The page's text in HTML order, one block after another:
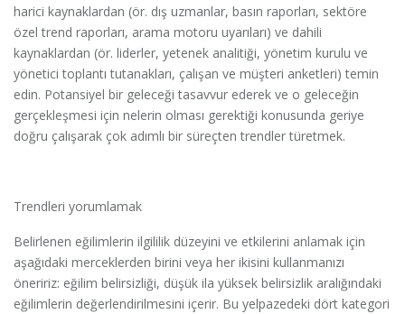
harici kaynaklardan (ör. dış uzmanlar, basın raporları, sektöre
özel trend raporları, arama motoru uyarıları) ve dahili
kaynaklardan (ör. liderler, yetenek analitiği, yönetim kurulu ve
yönetici toplantı tutanakları, çalışan ve müşteri anketleri) temin
edin. Potansiyel bir geleceği tasavvur ederek ve o geleceğin
gerçekleşmesi için nelerin olması gerektiği konusunda geriye
doğru çalışarak çok adımlı bir süreçten trendler türetmek.
Trendleri yorumlamak
Belirlenen eğilimlerin ilgililik düzeyini ve etkilerini anlamak için
aşağıdaki merceklerden birini veya her ikisini kullanmanızı
öneririz: eğilim belirsizliği, düşük ila yüksek belirsizlik aralığındaki
eğilimlerin değerlendirilmesini içerir. Bu yelpazedeki dört kategori